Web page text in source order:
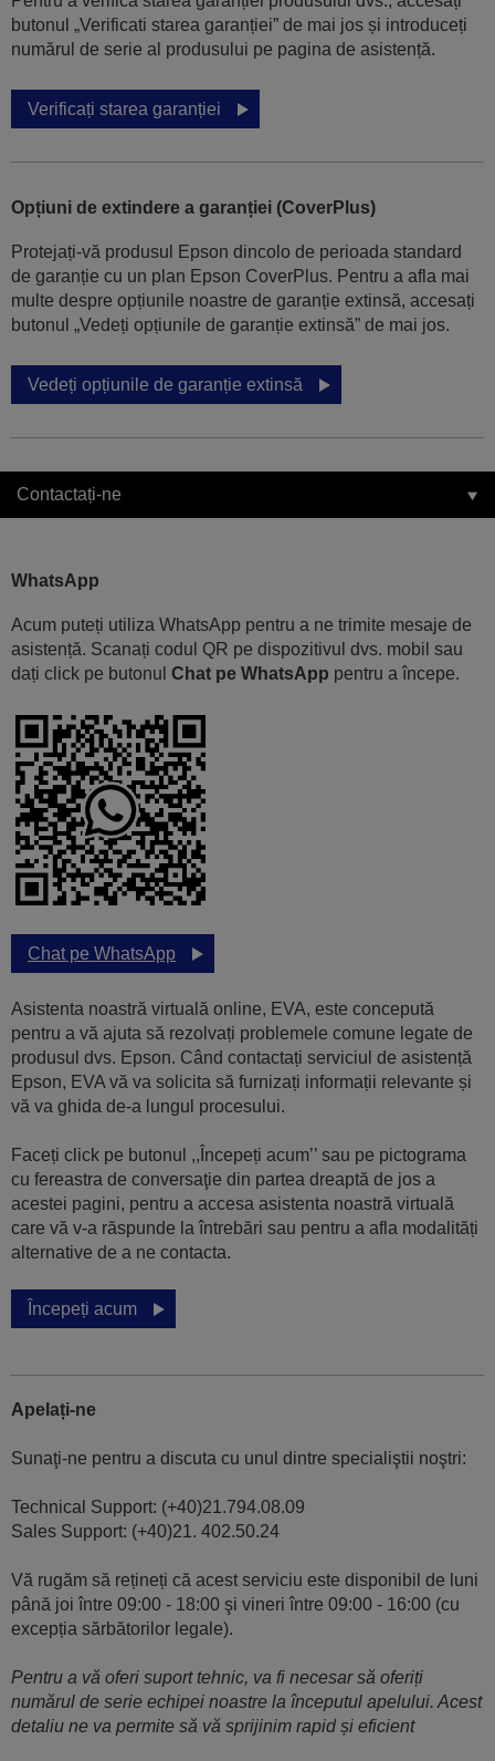
butonul „Verificati starea garanției” de mai jos și introduceți
numărul de serie al produsului pe pagina de asistență.
Verificați starea garanției
Opțiuni de extindere a garanției (CoverPlus)
Protejați-vă produsul Epson dincolo de perioada standard
de garanție cu un plan Epson CoverPlus. Pentru a afla mai
multe despre opțiunile noastre de garanție extinsă, accesați
butonul „Vedeți opțiunile de garanție extinsă” de mai jos.
Vedeți opțiunile de garanție extinsă
Contactați-ne
WhatsApp
Acum puteți utiliza WhatsApp pentru a ne trimite mesaje de
asistență. Scanați codul QR pe dispozitivul dvs. mobil sau
dați click pe butonul Chat pe WhatsApp pentru a începe.
Chat pe WhatsApp
Asistenta noastră virtuală online, EVA, este concepută
pentru a vă ajuta să rezolvați problemele comune legate de
produsul dvs. Epson. Când contactați serviciul de asistență
Epson, EVA vă va solicita să furnizați informații relevante și
vă va ghida de-a lungul procesului.
Faceți click pe butonul ,,Începeți acum’’ sau pe pictograma
cu fereastra de conversaţie din partea dreaptă de jos a
acestei pagini, pentru a accesa asistenta noastră virtuală
care vă v-a răspunde la întrebări sau pentru a afla modalități
alternative de a ne contacta.
Începeți acum
Apelați-ne
Sunaţi-ne pentru a discuta cu unul dintre specialiştii noştri:
Technical Support: (+40)21.794.08.09
Sales Support: (+40)21. 402.50.24
Vă rugăm să rețineți că acest serviciu este disponibil de luni
până joi între 09:00 - 18:00 şi vineri între 09:00 - 16:00 (cu
excepția sărbătorilor legale).
Pentru a vă oferi suport tehnic, va fi necesar să oferiți
numărul de serie echipei noastre la începutul apelului. Acest
detaliu ne va permite să vă sprijinim rapid și eficient